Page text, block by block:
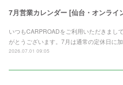
7月営業カレンダー [仙台・オンライ
いつもCARPROADをご利用いただきまし
がとうございます。7月は通常の定休日に
2026.07.01 09:05